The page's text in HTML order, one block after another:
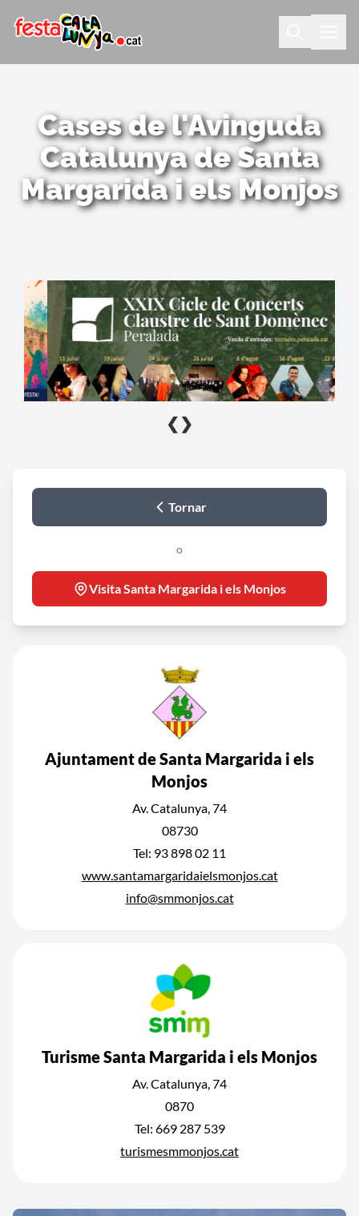
Cases de l'Avinguda
Catalunya de Santa
Margarida i els Monjos
❮ ❯
Tornar
o
Visita Santa Margarida i els Monjos
Ajuntament de Santa Margarida i els
Monjos
Av. Catalunya, 74
08730
Tel: 93 898 02 11
www.santamargaridaielsmonjos.cat
info@smmonjos.cat
Turisme Santa Margarida i els Monjos
Av. Catalunya, 74
0870
Tel: 669 287 539
turismesmmonjos.cat